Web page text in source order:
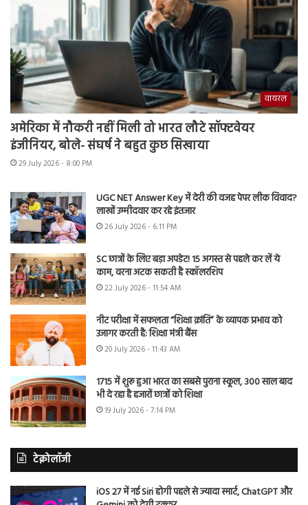
वायरल
अमेरिका में नौकरी नहीं मिली तो भारत लौटे सॉफ्टवेयर
इंजीनियर, बोले- संघर्ष ने बहुत कुछ सिखाया
29 July 2026 - 8:00 PM
UGC NET Answer Key में देरी की वजह पेपर लीक विवाद?
लाखों उम्मीदवार कर रहे इंतजार
26 July 2026 - 6:11 PM
SC छात्रों के लिए बड़ा अपडेट! 15 अगस्त से पहले कर लें ये
काम, वरना अटक सकती है स्कॉलरशिप
22 July 2026 - 11:54 AM
नीट परीक्षा में सफलता “शिक्षा क्रांति” के व्यापक प्रभाव को
उजागर करती है: शिक्षा मंत्री बैंस
20 July 2026 - 11:43 AM
1715 में शुरू हुआ भारत का सबसे पुराना स्कूल, 300 साल बाद
भी दे रहा है हजारों छात्रों को शिक्षा
19 July 2026 - 7:14 PM
टेक्नोलॉजी
iOS 27 में नई Siri होगी पहले से ज्यादा स्मार्ट, ChatGPT और